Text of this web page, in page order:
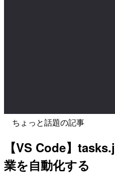
ちょっと話題の記事
【VS Code】
業を自動化する